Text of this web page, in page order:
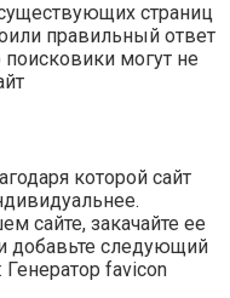
страниц
правильный ответ
могут не
которой сайт
сайте, закачайте ее
добавьте следующий
Генератор favicon